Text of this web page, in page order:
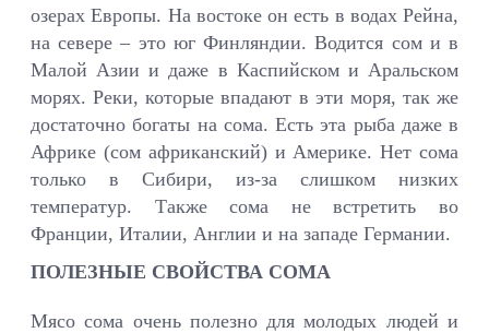
озерах Европы. На востоке он есть в водах Рейна,
на севере – это юг Финляндии. Водится сом и в
Малой Азии и даже в Каспийском и Аральском
морях. Реки, которые впадают в эти моря, так же
достаточно богаты на сома. Есть эта рыба даже в
Африке (сом африканский) и Америке. Нет сома
только в Сибири, из-за слишком низких
температур. Также сома не встретить во
Франции, Италии, Англии и на западе Германии.
ПОЛЕЗНЫЕ СВОЙСТВА СОМА
Мясо сома очень полезно для молодых людей и